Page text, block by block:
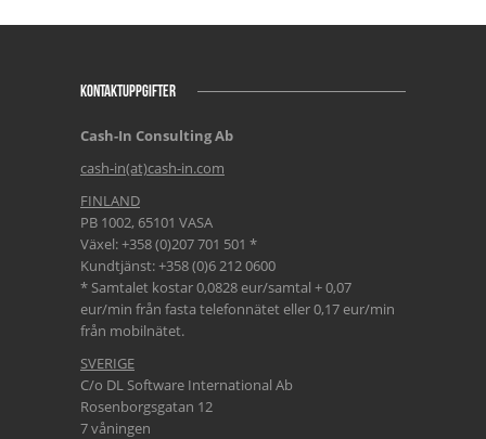
KONTAKTUPPGIFTER
Cash-In Consulting Ab
cash-in(at)cash-in.com
FINLAND
PB 1002, 65101 VASA
Växel: +358 (0)207 701 501 *
Kundtjänst: +358 (0)6 212 0600
* Samtalet kostar 0,0828 eur/samtal + 0,07
eur/min från fasta telefonnätet eller 0,17 eur/min
från mobilnätet.
SVERIGE
C/o DL Software International Ab
Rosenborgsgatan 12
7 våningen